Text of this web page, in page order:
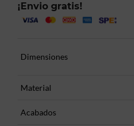
¡Envio gratis!
Dimensiones
Material
Acabados